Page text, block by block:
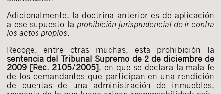
Adicionalmente, la doctrina anterior es de aplicación
a ese supuesto la prohibición jurisprudencial de ir contra
los actos propios.
Recoge, entre otras muchas, esta prohibición la
sentencia del Tribunal Supremo de 2 de diciembre de
2009 [Rec. 2105/2005], en que se declara la mala fe
de los demandantes que participan en una rendición
de cuentas de una administración de inmuebles,